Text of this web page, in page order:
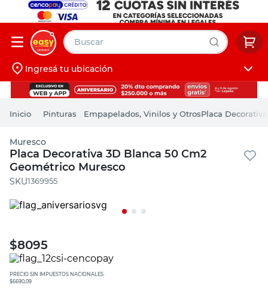
Buscar
Iniciá sesión
Ingresá tu ubicación
Pinturas Empapelados, Vinilos y OtrosPlaca
Muresco
Placa Decorativa 3D Blanca 50 Cm2
Geométrico Muresco
:1369955
$8095
PRECIO SIN IMPUESTOS NACIONALES:
$6690,09
muebles
pintura
escritorio
puertas
placard